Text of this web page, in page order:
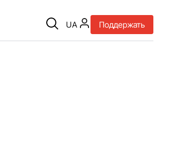
UA Поддержать